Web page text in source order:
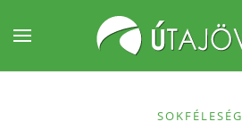
Fő tartalom átugrása
SOKFÉLESÉG